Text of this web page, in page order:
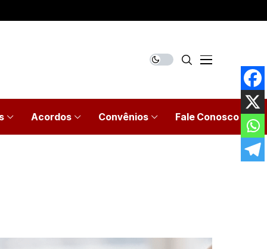
Acordos Convênios Fale Conosco